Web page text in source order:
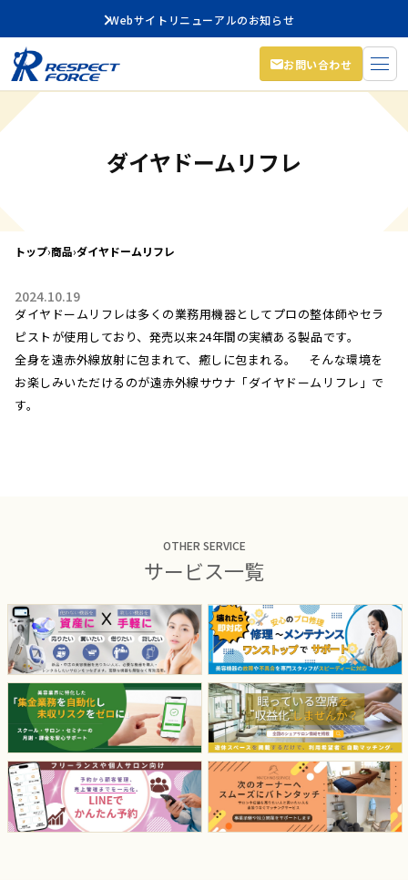
Webサイトリニューアルのお知らせ
お問い合わせ
ダイヤドームリフレ
トップ›商品›ダイヤドームリフレ
2024.10.19
ダイヤドームリフレは多くの業務用機器としてプロの整体師やセラ
ピストが使用しており、発売以来24年間の実績ある製品です。
全身を遠赤外線放射に包まれて、癒しに包まれる。 そんな環境を
お楽しみいただけるのが遠赤外線サウナ「ダイヤドームリフレ」で
す。
OTHER SERVICE
サービス一覧